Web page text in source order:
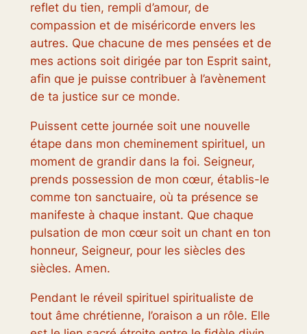
reflet du tien, rempli d’amour, de
compassion et de miséricorde envers les
autres. Que chacune de mes pensées et de
mes actions soit dirigée par ton Esprit saint,
afin que je puisse contribuer à l’avènement
de ta justice sur ce monde.
Puissent cette journée soit une nouvelle
étape dans mon cheminement spirituel, un
moment de grandir dans la foi. Seigneur,
prends possession de mon cœur, établis-le
comme ton sanctuaire, où ta présence se
manifeste à chaque instant. Que chaque
pulsation de mon cœur soit un chant en ton
honneur, Seigneur, pour les siècles des
siècles. Amen.
Pendant le réveil spirituel spiritualiste de
tout âme chrétienne, l’oraison a un rôle. Elle